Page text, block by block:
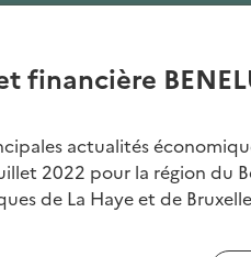
financière
actualités
2022 pour la région du
de La Haye et de